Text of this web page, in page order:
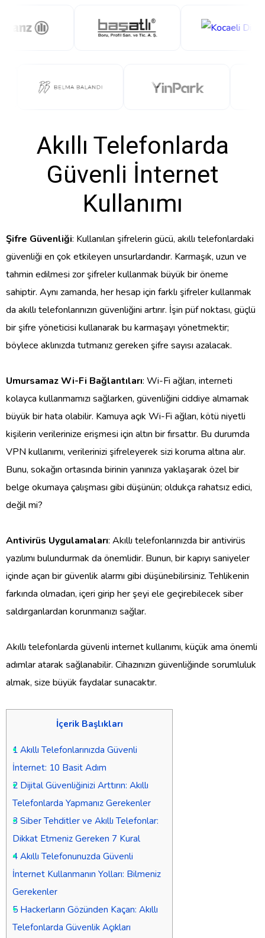
Akıllı Telefonlarda
Güvenli İnternet
Kullanımı
Şifre Güvenliği: Kullanılan şifrelerin gücü, akıllı telefonlardaki
güvenliği en çok etkileyen unsurlardandır. Karmaşık, uzun ve
tahmin edilmesi zor şifreler kullanmak büyük bir öneme
sahiptir. Aynı zamanda, her hesap için farklı şifreler kullanmak
da akıllı telefonlarınızın güvenliğini artırır. İşin püf noktası, güçlü
bir şifre yöneticisi kullanarak bu karmaşayı yönetmektir;
böylece aklınızda tutmanız gereken şifre sayısı azalacak.
Umursamaz Wi-Fi Bağlantıları: Wi-Fi ağları, interneti
kolayca kullanmamızı sağlarken, güvenliğini ciddiye almamak
büyük bir hata olabilir. Kamuya açık Wi-Fi ağları, kötü niyetli
kişilerin verilerinize erişmesi için altın bir fırsattır. Bu durumda
VPN kullanımı, verilerinizi şifreleyerek sizi koruma altına alır.
Bunu, sokağın ortasında birinin yanınıza yaklaşarak özel bir
belge okumaya çalışması gibi düşünün; oldukça rahatsız edici,
değil mi?
Antivirüs Uygulamaları: Akıllı telefonlarınızda bir antivirüs
yazılımı bulundurmak da önemlidir. Bunun, bir kapıyı saniyeler
içinde açan bir güvenlik alarmı gibi düşünebilirsiniz. Tehlikenin
farkında olmadan, içeri girip her şeyi ele geçirebilecek siber
saldırganlardan korunmanızı sağlar.
Akıllı telefonlarda güvenli internet kullanımı, küçük ama önemli
adımlar atarak sağlanabilir. Cihazınızın güvenliğinde sorumluluk
almak, size büyük faydalar sunacaktır.
İçerik Başlıkları
1 Akıllı Telefonlarınızda Güvenli
İnternet: 10 Basit Adım
2 Dijital Güvenliğinizi Arttırın: Akıllı
Telefonlarda Yapmanız Gerekenler
3 Siber Tehditler ve Akıllı Telefonlar:
Dikkat Etmeniz Gereken 7 Kural
4 Akıllı Telefonunuzda Güvenli
İnternet Kullanmanın Yolları: Bilmeniz
Gerekenler
5 Hackerların Gözünden Kaçan: Akıllı
Telefonlarda Güvenlik Açıkları